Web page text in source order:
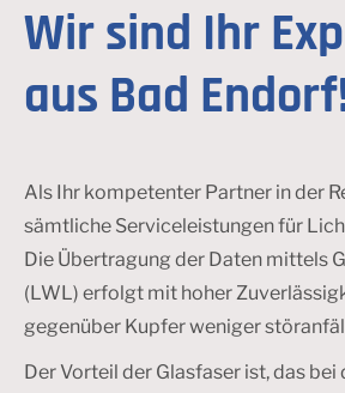
Wir sind Ihr
aus Bad
Als Ihr kompetenter Partner in der
sämtliche Serviceleistungen für
Die Übertragung der Daten mittels
(LWL) erfolgt mit hoher
gegenüber Kupfer weniger
Der Vorteil der Glasfaser ist, das